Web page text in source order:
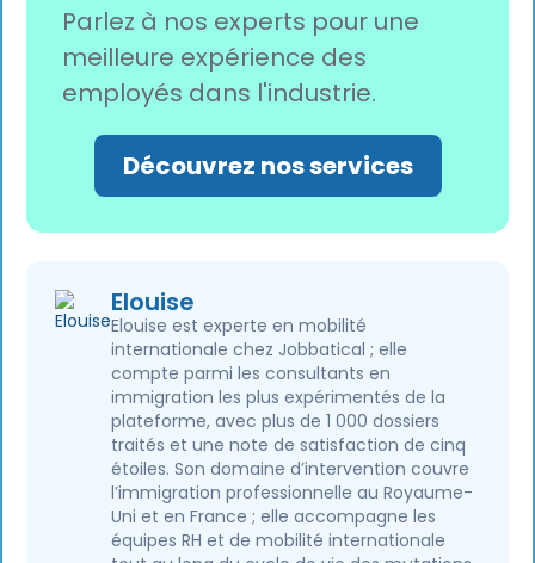
Parlez à nos experts pour une
meilleure expérience des
employés dans l'industrie.
Découvrez nos services
Elouise
Elouise est experte en mobilité
internationale chez Jobbatical ; elle
compte parmi les consultants en
immigration les plus expérimentés de la
plateforme, avec plus de 1 000 dossiers
traités et une note de satisfaction de cinq
étoiles. Son domaine d’intervention couvre
l’immigration professionnelle au Royaume-
Uni et en France ; elle accompagne les
équipes RH et de mobilité internationale